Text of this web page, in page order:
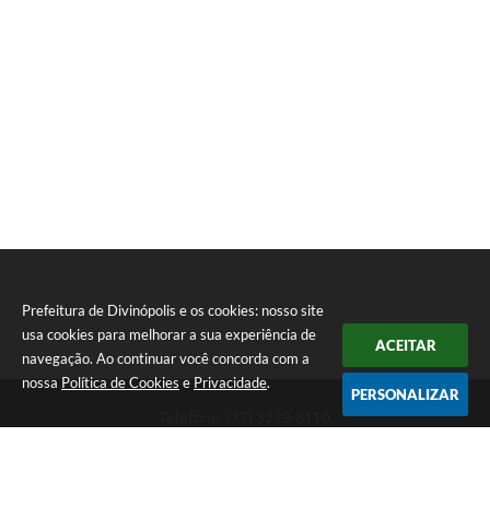
Prefeitura de Divinópolis e os cookies: nosso site
usa cookies para melhorar a sua experiência de
navegação. Ao continuar você concorda com a
nossa Política de Cookies e Privacidade.
ACEITAR
PERSONALIZAR